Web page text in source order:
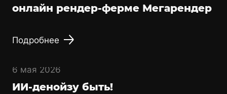
онлайн рендер-ферме Мегарендер
Подробнее
6 мая 2026
ИИ-денойзу быть!